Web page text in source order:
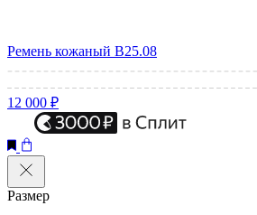
Ремень кожаный B25.08
12 000 ₽
Размер